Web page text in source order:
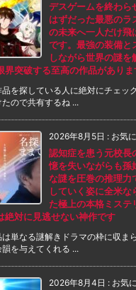
デスゲームを終わら
はずだった最悪の
の未来へ一人だけ飛
です。最強の装備と
しながら世界の謎を
界突破する至高の作品がありま
を探している人に絶対にチェッ
たので共有するね ...
2026年8月5日 : お気
認知症を患う元校長
憶を失いながらも孫
な謎を圧巻の推理力
していく姿に全米な
た極上の本格ミステ
絶対に見逃せない神作です
は単なる謎解きドラマの枠に収ま
韻を与えてくれる ...
2026年8月4日 : お気